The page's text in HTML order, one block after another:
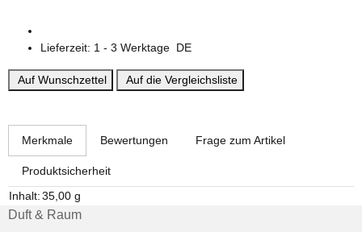
Lieferzeit: 1 - 3 Werktage DE
Auf Wunschzettel Auf die Vergleichsliste
Merkmale Bewertungen Frage zum Artikel
Produktsicherheit
Produkteigenschaft
Wert
Inhalt:35,00 g
Duft & Raum